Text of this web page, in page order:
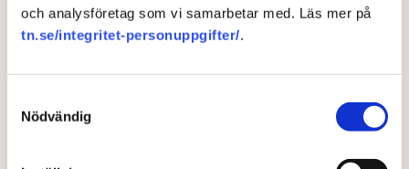
och analysföretag som vi samarbetar med. Läs mer på
tn.se/integritet-personuppgifter/.
Nödvändig
2 years ago | Av: TT